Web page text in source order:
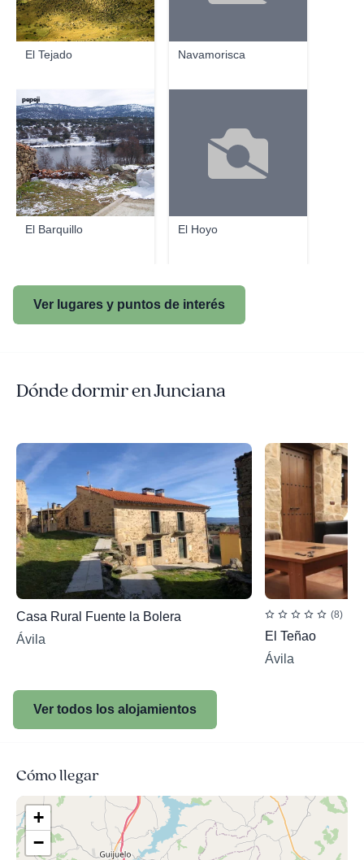
El Tejado Navamorisca
El Barquillo
pepeji
El Hoyo
Ver lugares y puntos de interés
Dónde dormir en Junciana
Casa Rural Fuente la Bolera
Ávila
(8)
El Teñao
Ávila
Ver todos los alojamientos
Cómo llegar
+
−